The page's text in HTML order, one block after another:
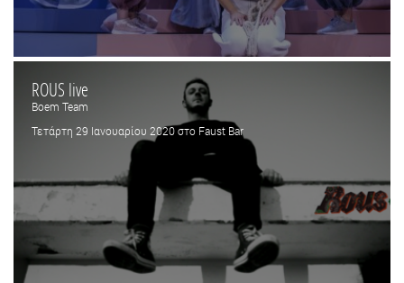
ROUS live
Boem Team
Τετάρτη 29 Ιανουαρίου 2020 στο Faust Bar